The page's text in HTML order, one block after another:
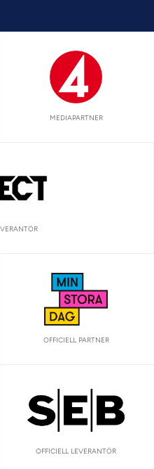
MEDIAPARTNER
OFFICIELL PARTNER
OFFICIELL LEVERANTÖR